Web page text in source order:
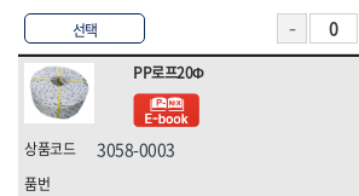
선택
PP로프20Φ
3058-0003